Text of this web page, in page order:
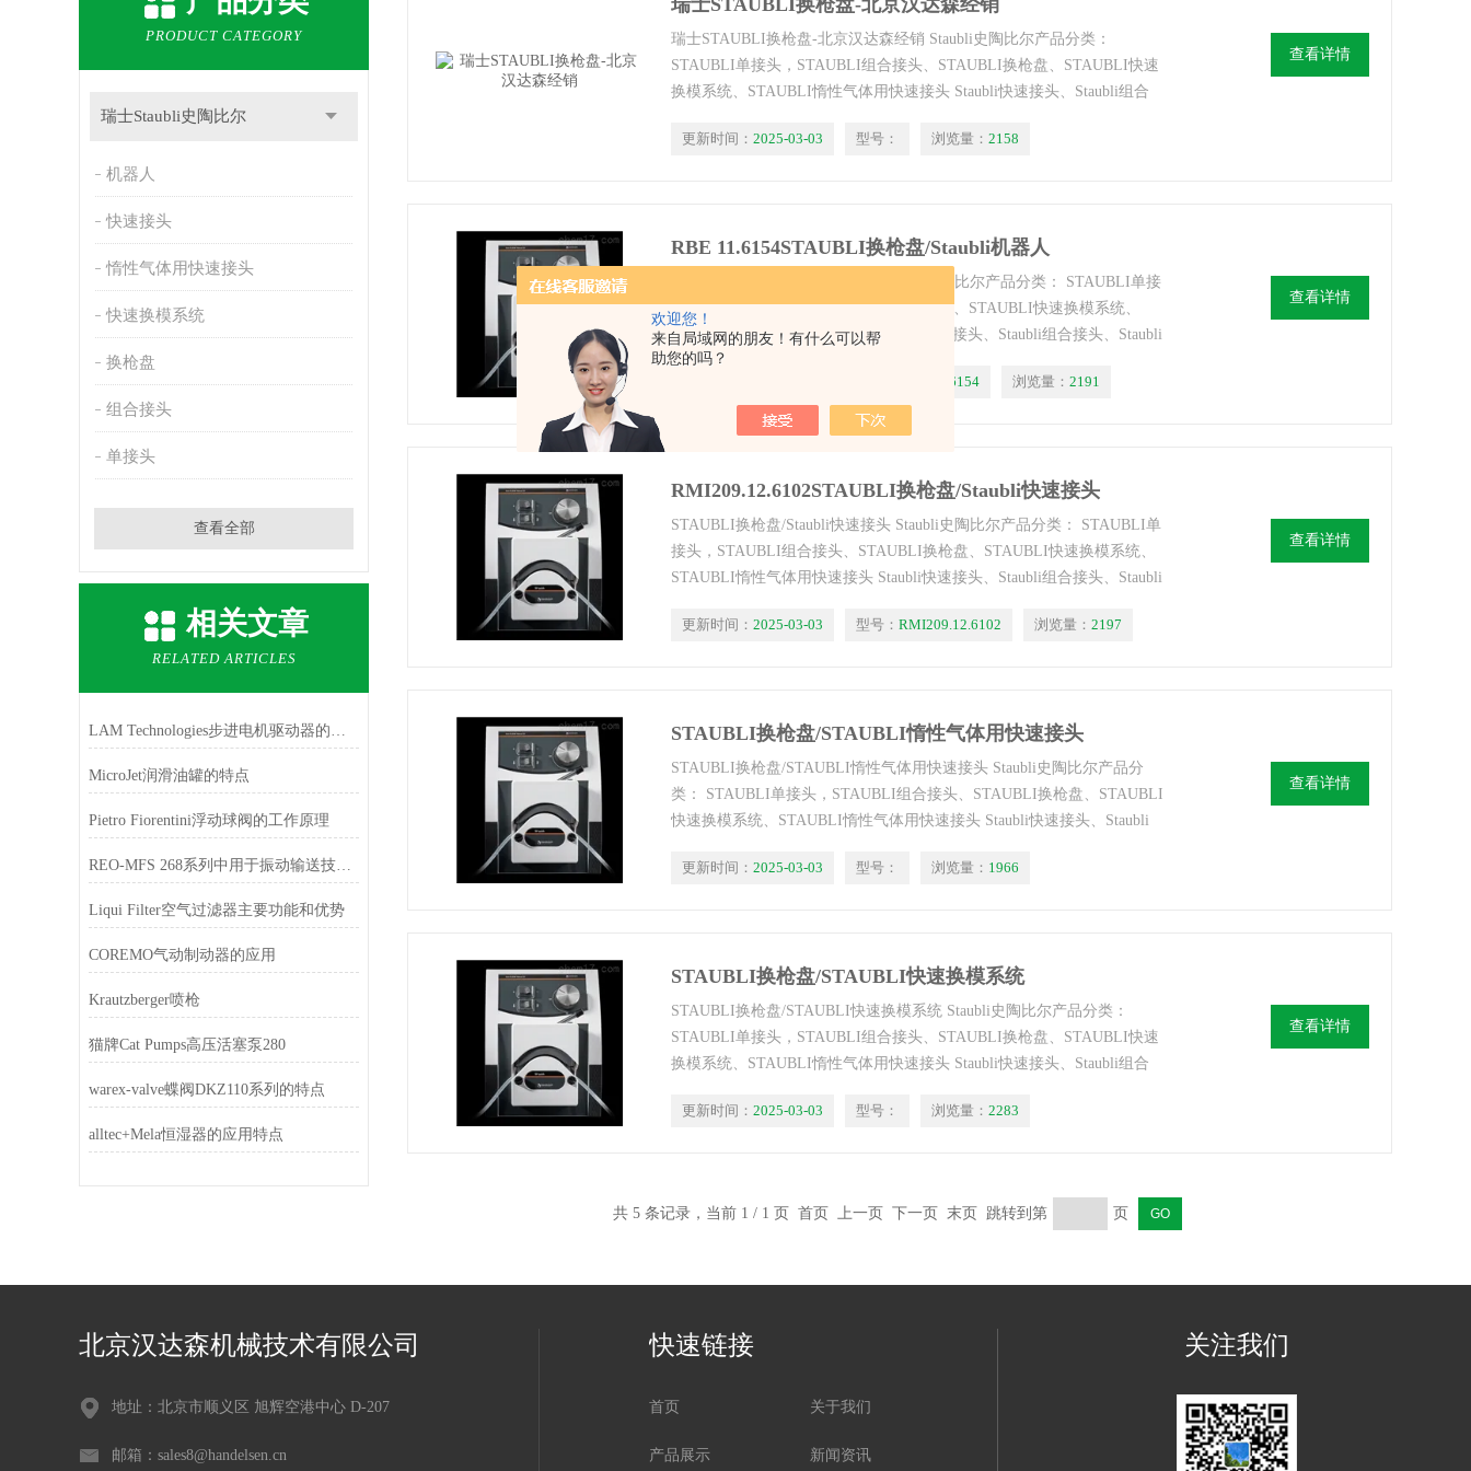
欢迎您！
来自局域网的朋友！有什么可以帮
助您的吗？
PRODUCT CATEGORY
瑞士Staubli史陶比尔
机器人
快速接头
惰性气体用快速接头
快速换模系统
换枪盘
组合接头
单接头
查看全部
相关文章
RELATED ARTICLES
LAM Technologies步进电机驱动器的特点
MicroJet润滑油罐的特点
Pietro Fiorentini浮动球阀的工作原理
REO-MFS 268系列中用于振动输送技术的变频器
Liqui Filter空气过滤器主要功能和优势
COREMO气动制动器的应用
Krautzberger喷枪
猫牌Cat Pumps高压活塞泵280
warex-valve蝶阀DKZ110系列的特点
alltec+Mela恒湿器的应用特点
瑞士STAUBLI换枪盘-北京汉达森经销
瑞士STAUBLI换枪盘-北京汉达森经销 Staubli史陶比尔产品分类：
STAUBLI单接头，STAUBLI组合接头、STAUBLI换枪盘、STAUBLI快速
换模系统、STAUBLI惰性气体用快速接头 Staubli快速接头、Staubli组合
更新时间： 2025-03-03 型号： 浏览量： 2158
查看详情
RBE 11.6154STAUBLI换枪盘/Staubli机器人
STAUBLI换枪盘/Staubli机器人 Staubli史陶比尔产品分类： STAUBLI单接
头，STAUBLI组合接头、STAUBLI换枪盘、STAUBLI快速换模系统、
STAUBLI惰性气体用快速接头 Staubli快速接头、Staubli组合接头、Staubli
快速换模系统、Staubli机器人。
RBE 11.6154 浏览量： 2191
查看详情
RMI209.12.6102STAUBLI换枪盘/Staubli快速接头
STAUBLI换枪盘/Staubli快速接头 Staubli史陶比尔产品分类： STAUBLI单
接头，STAUBLI组合接头、STAUBLI换枪盘、STAUBLI快速换模系统、
STAUBLI惰性气体用快速接头 Staubli快速接头、Staubli组合接头、Staubli
更新时间： 2025-03-03 型号： RMI209.12.6102 浏览量： 2197
查看详情
STAUBLI换枪盘/STAUBLI惰性气体用快速接头
STAUBLI换枪盘/STAUBLI惰性气体用快速接头 Staubli史陶比尔产品分
类： STAUBLI单接头，STAUBLI组合接头、STAUBLI换枪盘、STAUBLI
快速换模系统、STAUBLI惰性气体用快速接头 Staubli快速接头、Staubli
更新时间： 2025-03-03 型号： 浏览量： 1966
查看详情
STAUBLI换枪盘/STAUBLI快速换模系统
STAUBLI换枪盘/STAUBLI快速换模系统 Staubli史陶比尔产品分类：
STAUBLI单接头，STAUBLI组合接头、STAUBLI换枪盘、STAUBLI快速
换模系统、STAUBLI惰性气体用快速接头 Staubli快速接头、Staubli组合
更新时间： 2025-03-03 型号： 浏览量： 2283
查看详情
共 5 条记录，当前 1 / 1 页 首页 上一页 下一页 末页 跳转到第 页
北京汉达森机械技术有限公司
地址：北京市顺义区 旭辉空港中心 D-207
邮箱：sales8@handelsen.cn
快速链接
首页 关于我们
产品展示 新闻资讯
关注我们